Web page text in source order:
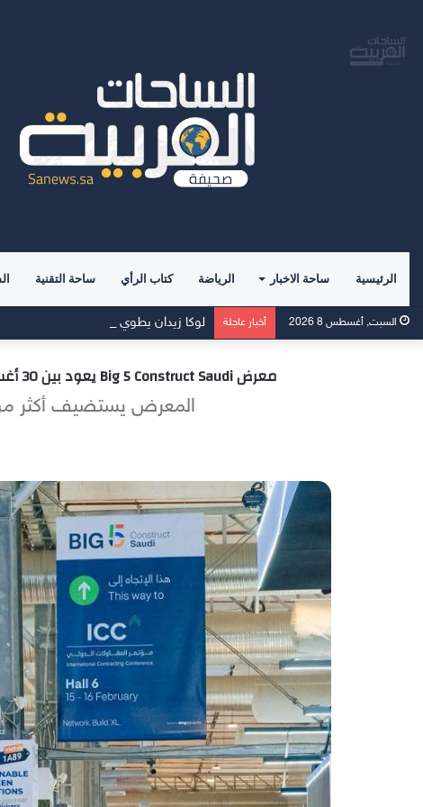
الرئيسية ساحة الاخبار الرياضة كتاب الرأي ساحة التقنية
السبت, أغسطس 8 2026 أخبار عاجلة لوكا زيدان يطوي صفحة غرناطة ويبدأ
معرض Big 5 Construct Saudi يعود بين 30 أغسطس و2 سبتمبر لبحث المراحل التأسيسية في مشاريع البناء والتشييد بمشاركة 1,000 عارض من 50 دولة
المعرض يستضيف أكثر من